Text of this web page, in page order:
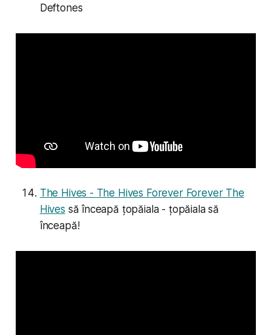
Deftones
The Hives - The Hives Forever Forever The
Hives să înceapă țopăiala - țopăiala să
înceapă!